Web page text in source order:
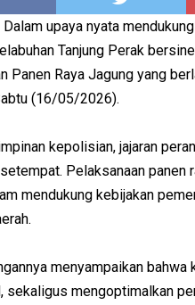
Dalam upaya nyata
Tanjung Perak
Panen Raya Jagung yang
(16/05/2026).
kepolisian, jajaran
Pelaksanaan
mendukung kebijakan
menyampaikan
sekaligus mengoptimalkan